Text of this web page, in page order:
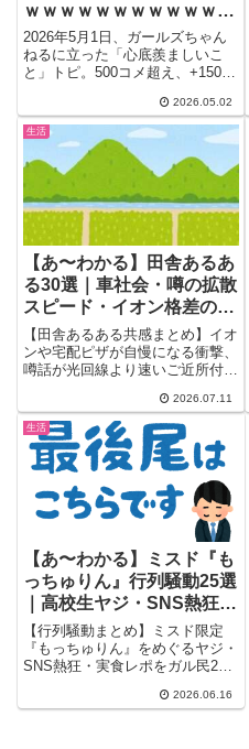
ｗｗｗｗｗｗｗｗｗｗｗｗ
ｗｗｗｗｗｗｗｗ
2026年5月1日、ガールズちゃん
ねるに立った「心底羨ましいこ
と」トピ。500コメ超え、+1500
2026.05.02
生活
【あ〜わかる】田舎あるあ
る30選｜車社会・噂の拡散
スピード・イオン格差のリ
アル
【田舎あるある共感まとめ】イオ
ンや宅配ピザが自慢になる衝撃、
噂話が光回線より速いご近所付き
民500人が語る田舎生活のリアル
を30選で紹介。車社会・買い物
事情・自然の癒しなど地方在住者
が思わず頷くネタが満載です。
2026.07.11
生活
【あ〜わかる】ミスド『も
っちゅりん』行列騒動25選
｜高校生ヤジ・SNS熱狂・
ガル民の本音
【行列騒動まとめ】ミスド限定
『もっちゅりん』をめぐるヤジ・
SNS熱狂・実食レポをガル民25
「並ぶほどじゃない」実食感想、
2026.06.16